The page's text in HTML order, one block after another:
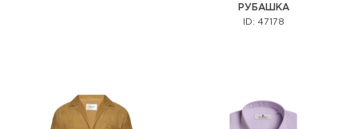
РУБАШКА
ID: 47178